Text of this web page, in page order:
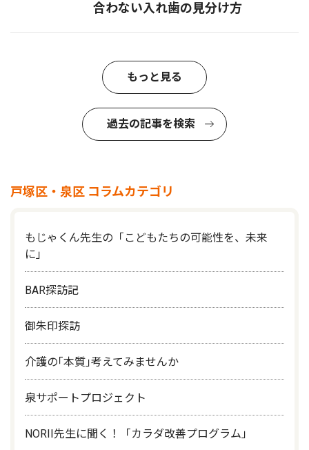
合わない入れ歯の見分け方
もっと見る
過去の記事を検索
戸塚区・泉区 コラムカテゴリ
もじゃくん先生の「こどもたちの可能性を、未来
に」
BAR探訪記
御朱印探訪
介護の｢本質｣考えてみませんか
泉サポートプロジェクト
NORII先生に聞く！「カラダ改善プログラム」